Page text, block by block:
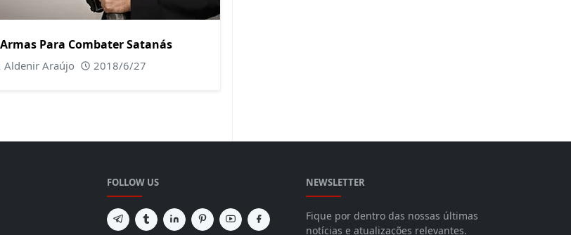
Para Combater Satanás
Aldenir Araújo 2018/6/27
FOLLOW US NEWSLETTER
Fique por dentro das nossas últimas
notícias e atualizações relevantes.